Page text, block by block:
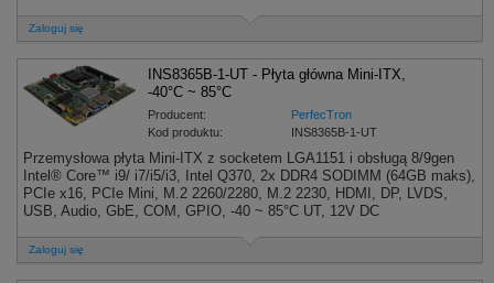
Zaloguj się
INS8365B-1-UT - Płyta główna Mini-ITX,
-40°C ~ 85°C
Producent:
PerfecTron
Kod produktu:
INS8365B-1-UT
Przemysłowa płyta Mini-ITX z socketem LGA1151 i obsługą 8/9gen
Intel® Core™ i9/ i7/i5/i3, Intel Q370, 2x DDR4 SODIMM (64GB maks),
PCIe x16, PCIe Mini, M.2 2260/2280, M.2 2230, HDMI, DP, LVDS,
USB, Audio, GbE, COM, GPIO, -40 ~ 85°C UT, 12V DC
Zaloguj się